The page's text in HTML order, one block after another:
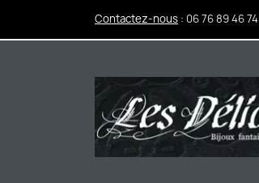
Contactez-nous : 06 76 89 46 74